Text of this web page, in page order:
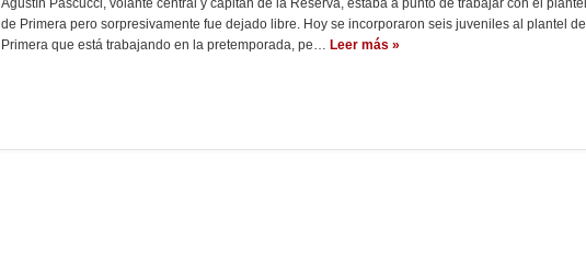
Agustín Pascucci, volante central y capitán de la Reserva, estaba a punto de trabajar con el plantel
de Primera pero sorpresivamente fue dejado libre. Hoy se incorporaron seis juveniles al plantel de
Primera que está trabajando en la pretemporada, pe… Leer más »